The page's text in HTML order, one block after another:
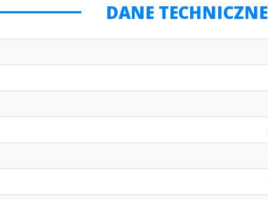
DANE TECHNICZNE